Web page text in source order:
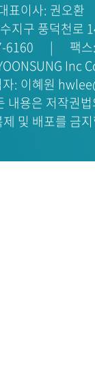
표이사: 권오환
지구 풍덕천로
6160
|
팩
Inc
자: 이혜원
내용은 저작권
제 및 배포를 금